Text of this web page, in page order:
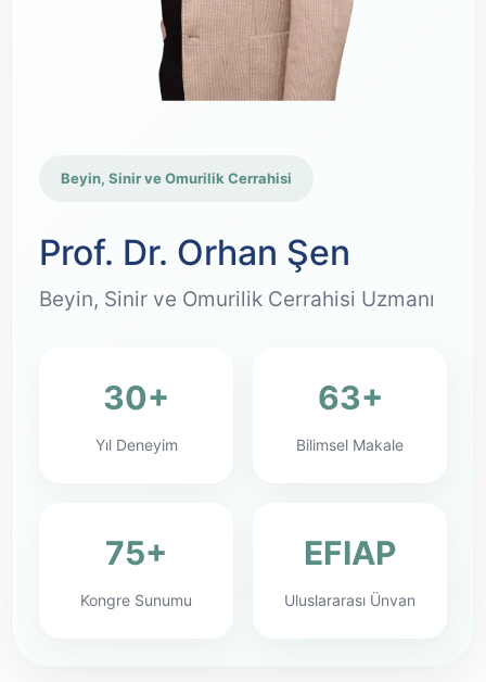
Beyin, Sinir ve Omurilik Cerrahisi
Prof. Dr. Orhan Şen
Beyin, Sinir ve Omurilik Cerrahisi Uzmanı
30+
Yıl Deneyim
63+
Bilimsel Makale
75+
Kongre Sunumu
EFIAP
Uluslararası Ünvan